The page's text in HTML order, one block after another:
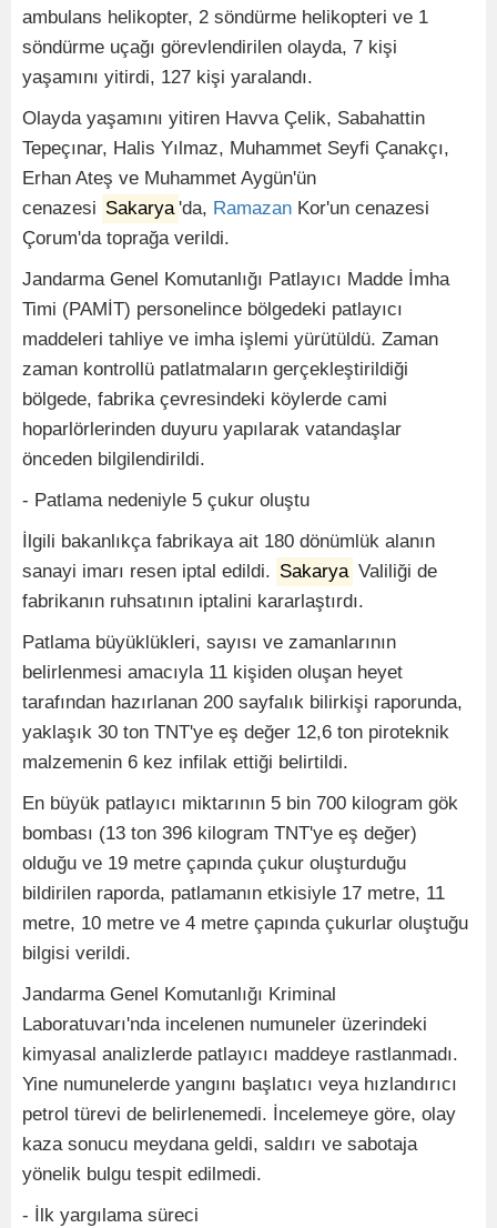
ambulans helikopter, 2 söndürme helikopteri ve 1
söndürme uçağı görevlendirilen olayda, 7 kişi
yaşamını yitirdi, 127 kişi yaralandı.
Olayda yaşamını yitiren Havva Çelik, Sabahattin
Tepeçınar, Halis Yılmaz, Muhammet Seyfi Çanakçı,
Erhan Ateş ve Muhammet Aygün'ün
cenazesi Sakarya'da, RamazanKor'un cenazesi
Çorum'da toprağa verildi.
Jandarma Genel Komutanlığı Patlayıcı Madde İmha
Timi (PAMİT) personelince bölgedeki patlayıcı
maddeleri tahliye ve imha işlemi yürütüldü. Zaman
zaman kontrollü patlatmaların gerçekleştirildiği
bölgede, fabrika çevresindeki köylerde cami
hoparlörlerinden duyuru yapılarak vatandaşlar
önceden bilgilendirildi.
- Patlama nedeniyle 5 çukur oluştu
İlgili bakanlıkça fabrikaya ait 180 dönümlük alanın
sanayi imarı resen iptal edildi. Sakarya Valiliği de
fabrikanın ruhsatının iptalini kararlaştırdı.
Patlama büyüklükleri, sayısı ve zamanlarının
belirlenmesi amacıyla 11 kişiden oluşan heyet
tarafından hazırlanan 200 sayfalık bilirkişi raporunda,
yaklaşık 30 ton TNT'ye eş değer 12,6 ton piroteknik
malzemenin 6 kez infilak ettiği belirtildi.
En büyük patlayıcı miktarının 5 bin 700 kilogram gök
bombası (13 ton 396 kilogram TNT'ye eş değer)
olduğu ve 19 metre çapında çukur oluşturduğu
bildirilen raporda, patlamanın etkisiyle 17 metre, 11
metre, 10 metre ve 4 metre çapında çukurlar oluştuğu
bilgisi verildi.
Jandarma Genel Komutanlığı Kriminal
Laboratuvarı'nda incelenen numuneler üzerindeki
kimyasal analizlerde patlayıcı maddeye rastlanmadı.
Yine numunelerde yangını başlatıcı veya hızlandırıcı
petrol türevi de belirlenemedi. İncelemeye göre, olay
kaza sonucu meydana geldi, saldırı ve sabotaja
yönelik bulgu tespit edilmedi.
- İlk yargılama süreci